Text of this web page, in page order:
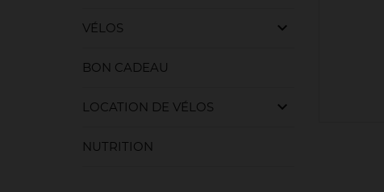
VÉLOS keyboard_arrow_down
BON CADEAU
LOCATION DE VÉLOS keyboard_arrow_down
NUTRITION